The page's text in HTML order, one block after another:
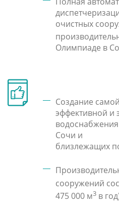
очистных
Олимпиаде в
Создание
эффективной и
Сочи и
близлежащих
сооружений
475 000 м3 в